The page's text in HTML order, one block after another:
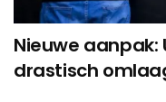
Nieuwe
drastisch